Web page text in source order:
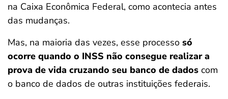
na Caixa Econômica Federal, como acontecia antes
das mudanças.
Mas, na maioria das vezes, esse processo só
ocorre quando o INSS não consegue realizar a
prova de vida cruzando seu banco de dados com
o banco de dados de outras instituições federais.